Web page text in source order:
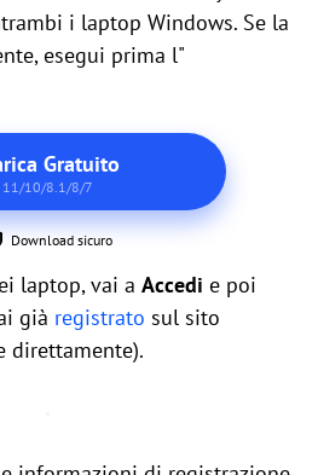
i laptop Windows. Se la
esegui prima l"
Gratuito
11/10/8.1/8/7
Download sicuro
laptop, vai a Accedi e poi
già registrato sul sito
direttamente).